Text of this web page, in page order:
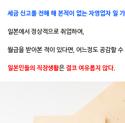
세금 신고를 전해 해 본적이 없는 자영업자 일
일본에서 정상적으로 취업하여,
월급을 받아본 적이 있다면, 어느정도 공감할
일본인들의 직장생활은결코 여유롭지 않다.